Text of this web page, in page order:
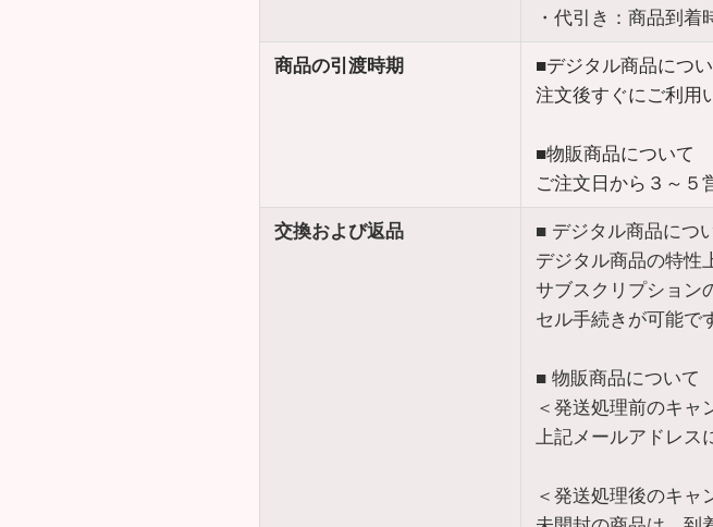
・代引き：商品到着
商品の引渡時期
■デジタル商品につ
注文後すぐにご利用
■物販商品について
ご注文日から３～５
交換および返品
■ デジタル商品につ
デジタル商品の特性
サブスクリプション
セル手続きが可能で
■ 物販商品について
＜発送処理前のキャ
上記メールアドレス
＜発送処理後のキャ